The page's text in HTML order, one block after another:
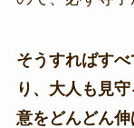
そうすればす
り、大人も見
意をどんどん伸